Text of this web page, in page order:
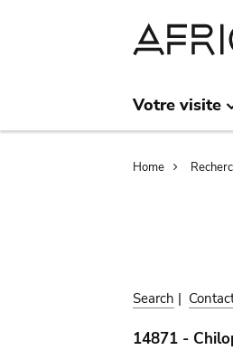
Votre visite
Home
Search |
14871 -